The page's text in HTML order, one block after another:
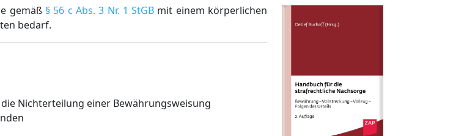
gemäß § 56 c Abs. 3 Nr. 1 StGB mit einem körperlichen
bedarf.
Nichterteilung einer Bewährungsweisung